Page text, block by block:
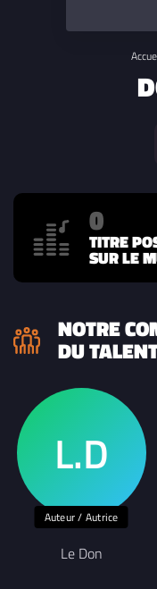
0
TITRE
SUR LE
NOTRE
DU
Auteur / Autrice
Le Don